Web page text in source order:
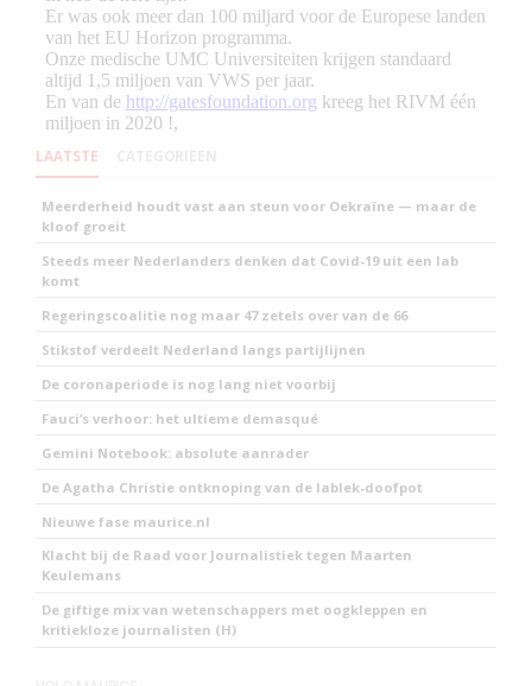
LAATSTE
Meerderheid houdt vast aan steun voor Oekraïne — maar de
kloof groeit
Steeds meer Nederlanders denken dat Covid-19 uit een lab
komt
Regeringscoalitie nog maar 47 zetels over van de 66
Stikstof verdeelt Nederland langs partijlijnen
De coronaperiode is nog lang niet voorbij
Fauci’s verhoor: het ultieme demasqué
Gemini Notebook: absolute aanrader
De Agatha Christie ontknoping van de lablek-doofpot
Nieuwe fase maurice.nl
Klacht bij de Raad voor Journalistiek tegen Maarten
Keulemans
De giftige mix van wetenschappers met oogkleppen en
kritiekloze journalisten (H)